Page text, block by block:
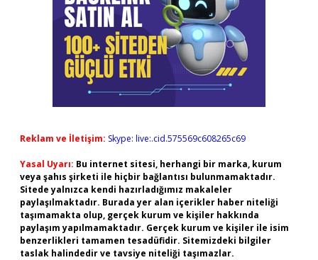
Reklam ve İletişim: Skype: live:.cid.575569c608265c69
Yasal Uyarı: Bu internet sitesi, herhangi bir marka, kurum
veya şahıs şirketi ile hiçbir bağlantısı bulunmamaktadır.
Sitede yalnızca kendi hazırladığımız makaleler
paylaşılmaktadır. Burada yer alan içerikler haber niteliği
taşımamakta olup, gerçek kurum ve kişiler hakkında
paylaşım yapılmamaktadır. Gerçek kurum ve kişiler ile isim
benzerlikleri tamamen tesadüfidir. Sitemizdeki bilgiler
taslak halindedir ve tavsiye niteliği taşımazlar.